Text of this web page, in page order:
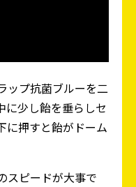
ップ抗菌ブルーを二
に少し飴を垂らしセ
に押すと飴がドーム
スピードが大事で